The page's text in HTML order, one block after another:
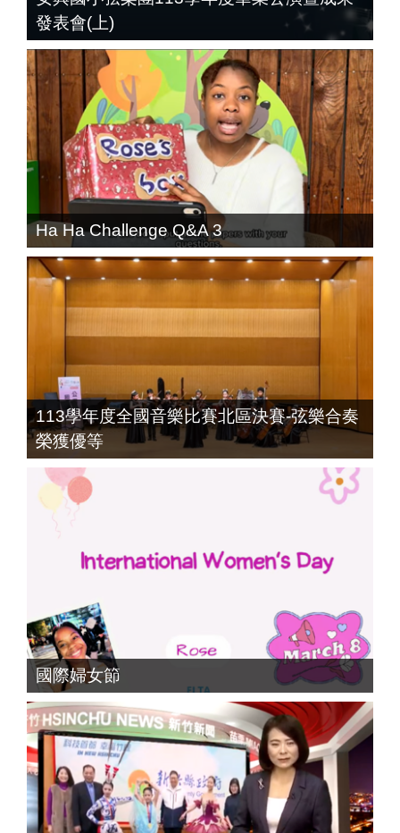
發表會(上)
Ha Ha Challenge Q&A 3
113學年度全國音樂比賽北區決賽-弦樂合奏
榮獲優等
國際婦女節